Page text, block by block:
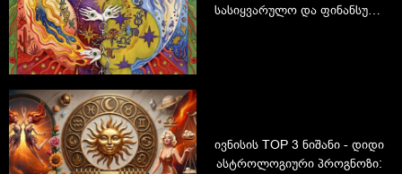
სასიყვარულო და ფინანსური
ივნისის TOP 3 ნიშანი - დიდი
ასტროლოგიური პროგნოზი: